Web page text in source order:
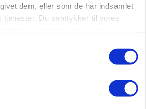
dem, eller som de har indsamlet
tjenester. Du samtykker til vores